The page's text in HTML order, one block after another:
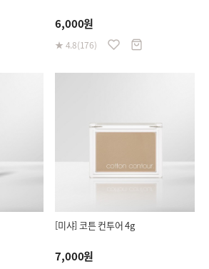
6,000원
★ 4.8(176)
[미샤] 코튼 컨투어 4g
7,000원